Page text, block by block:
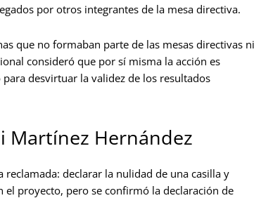
por otros integrantes de la mesa directiva.
que no formaban parte de las mesas directivas ni
consideró que por sí misma la acción es
desvirtuar la validez de los resultados
Martínez Hernández
declarar la nulidad de una casilla y
proyecto, pero se confirmó la declaración de